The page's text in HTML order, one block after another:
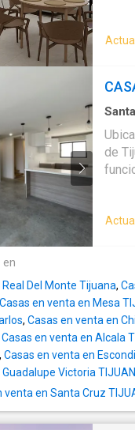
zona. La vivienda integra área social, espacios privados y una
convivencia. Distribución
varilla Precio: $5,700,000 MXN Una excelente opción
de
una
con
en
incluida Amenidades cercanas: - Centros
en
Del Monte Tijuana,
Casas en venta en Mesa
, Casas en venta en
Casas en venta en Alcala
, Casas en venta en
Victoria
en Santa Cruz